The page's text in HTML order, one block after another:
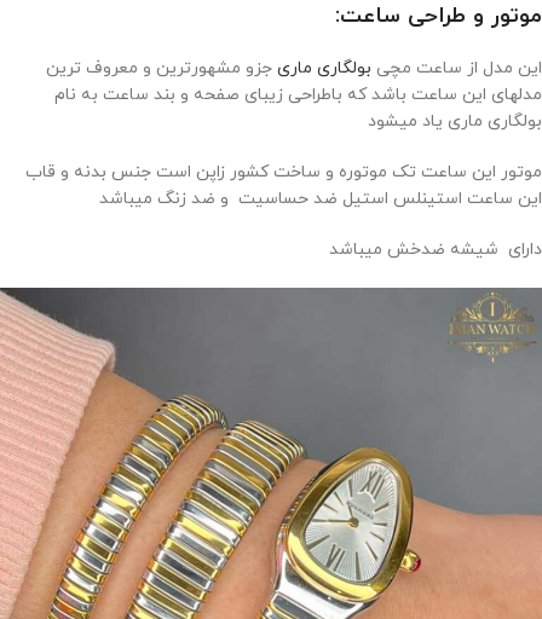
موتور و طراحی ساعت:
این مدل از ساعت مچی بولگاری ماری جزو مشهورترین و معروف ترین
مدلهای این ساعت باشد که باطراحی زیبای صفحه و بند ساعت به نام
بولگاری ماری یاد میشود
موتور این ساعت تک موتوره و ساخت کشور زاپن است جنس بدنه و قاب
این ساعت استینلس استیل ضد حساسیت و ضد زنگ میباشد
دارای شیشه ضدخش میباشد